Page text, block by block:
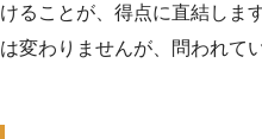
けることが、得点に直結しま
は変わりませんが、問われて